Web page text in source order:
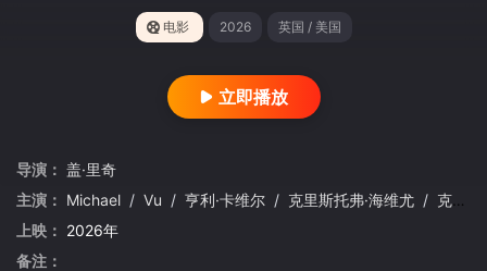
电影 2026 英国 / 美国
立即播放
导演： 盖·里奇
主演： Michael / Vu / 亨利·卡维尔 / 克里斯托弗·海维尤 / 克里斯蒂安·奥乔亚·拉维尼亚
上映： 2026年
备注：